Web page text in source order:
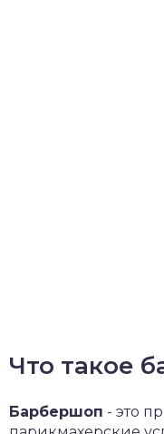
Что такое
Барбершоп - это